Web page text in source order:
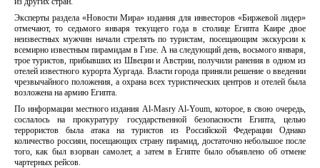
Эксперты раздела «Новости Мира» издания для инвесторов «Биржевой лидер»
отмечают, то седьмого января текущего года в столице Египта Каире двое
неизвестных мужчин начали стрелять по туристам, посещающим экскурсии к
всемирно известным пирамидам в Гизе. А на следующий день, восьмого января,
трое туристов, прибывших из Швеции и Австрии, получили ранения в одном из
отелей известного курорта Хургада. Власти города приняли решение о введении
чрезвычайного положения, а охрана всех туристических центров и отелей была
возложена на армию Египта.
По информации местного издания Al-Masry Al-Youm, которое, в свою очередь,
сослалось на прокуратуру государственной безопасности Египта, целью
террористов была атака на туристов из Российской Федерации Однако
количество россиян, посещающих страну пирамид, достаточно небольшое после
того, как был взорван самолет, а затем в Египте было объявлено об отмене
чартерных рейсов.